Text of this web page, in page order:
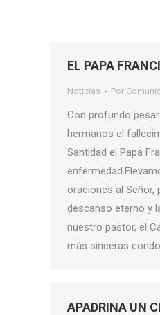
EL PAPA
Noticias Por
Con profundo
hermanos el
Santidad el Papa
oraciones al Señor,
descanso eterno y
nuestro pastor, el
más sinceras
APADRINA UN